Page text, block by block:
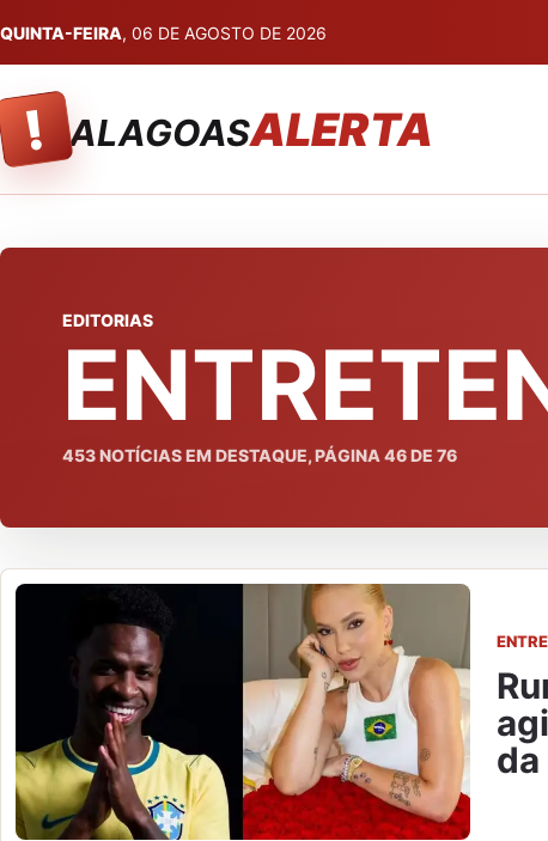
QUINTA-FEIRA, 06 DE AGOSTO DE 2026
! ALAGOASALERTA
EDITORIAS
453NOTÍCIAS EM DESTAQUE, PÁGINA 46DE 76
da